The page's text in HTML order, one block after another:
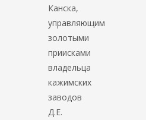
Канска,
управляющим
золотыми
приисками
владельца
кажимских
заводов
Д.Е.